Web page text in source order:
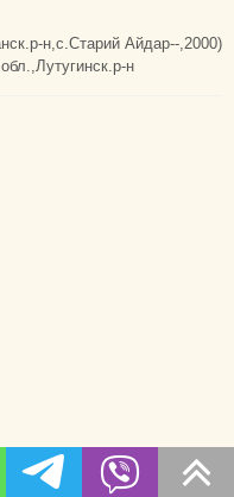
н,с.Старий Айдар--,2000)
н